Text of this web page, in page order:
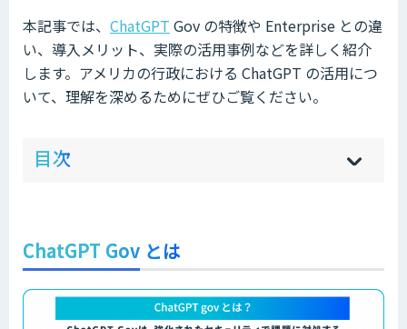
本記事では、 ChatGPT Gov の特徴や Enterprise との違
い、導入メリット、実際の活用事例などを詳しく紹介
します。アメリカの行政における ChatGPT の活用につ
いて、理解を深めるためにぜひご覧ください。
目次 hi
]
sh
]
ChatGPT Gov とは